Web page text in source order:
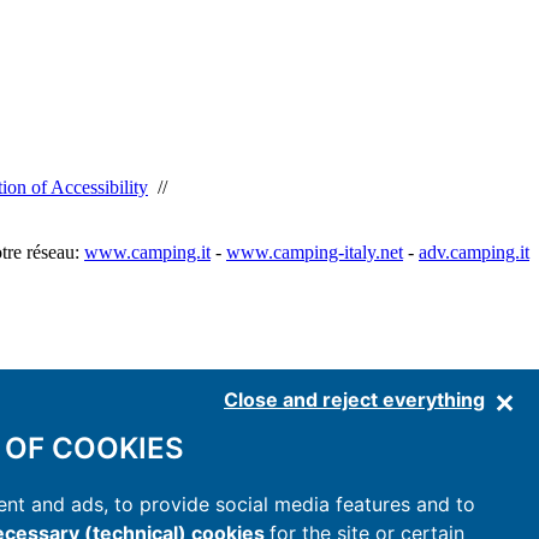
Close and reject everything
COOKIES
and ads, to provide social media features and to
(technical) cookiesfor the site or certain
of Accessibility //
réseau: www.camping.it - www.camping-italy.net - adv.camping.it